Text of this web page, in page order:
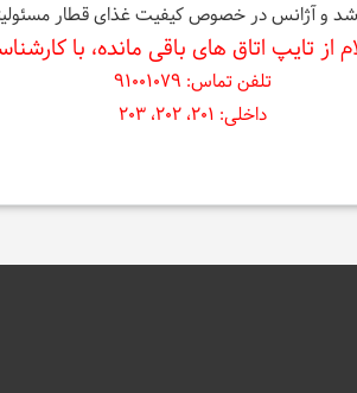
و آژانس در خصوص کیفیت غذای قطار
تایپ اتاق های باقی مانده، با
تلفن تماس: 91001079
داخلی: 201، 202، 203